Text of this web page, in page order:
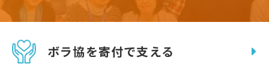
ボラ協を寄付で支える